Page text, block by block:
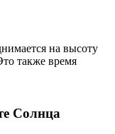
на высоту
также время
Солнца